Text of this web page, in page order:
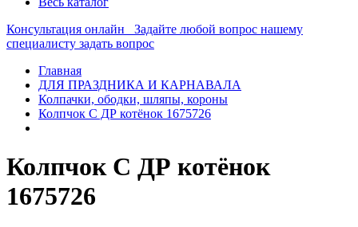
Консультация онлайн
Задайте любой вопрос нашему
специалисту задать вопрос
Главная
ДЛЯ ПРАЗДНИКА И КАРНАВАЛА
Колпачки, ободки, шляпы, короны
Колпчок С ДР котёнок 1675726
Колпчок С ДР котёнок
1675726